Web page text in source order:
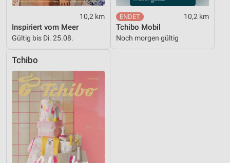
10,2 km
Inspiriert vom Meer
Gültig bis Di. 25.08.
10,2 km
Tchibo Mobil
Noch morgen gültig
Tchibo